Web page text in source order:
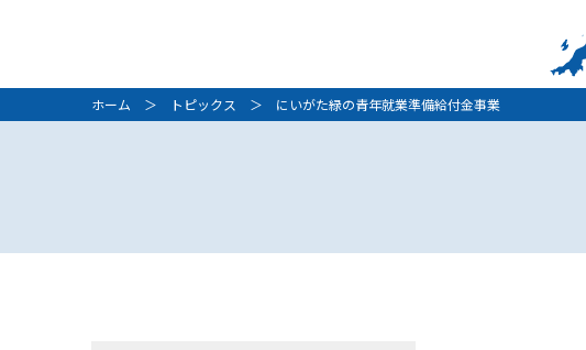
ホーム ＞ トピックス ＞ にいがた緑の青年就業準備給付金事業